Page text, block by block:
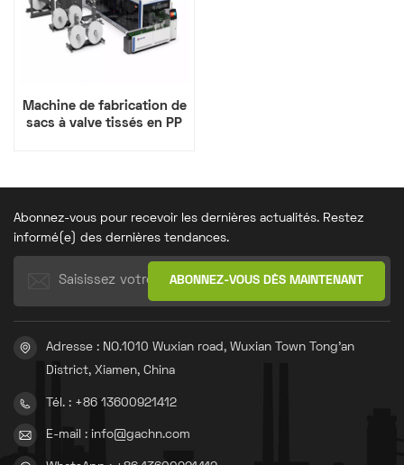
Machine de fabrication de
sacs à valve tissés en PP
Abonnez-vous pour recevoir les dernières actualités. Restez
informé(e) des dernières tendances.
Adresse : NO.1010 Wuxian road, Wuxian Town Tong'an
District, Xiamen, China
Tél. : +86 13600921412
E-mail : info@gachn.com